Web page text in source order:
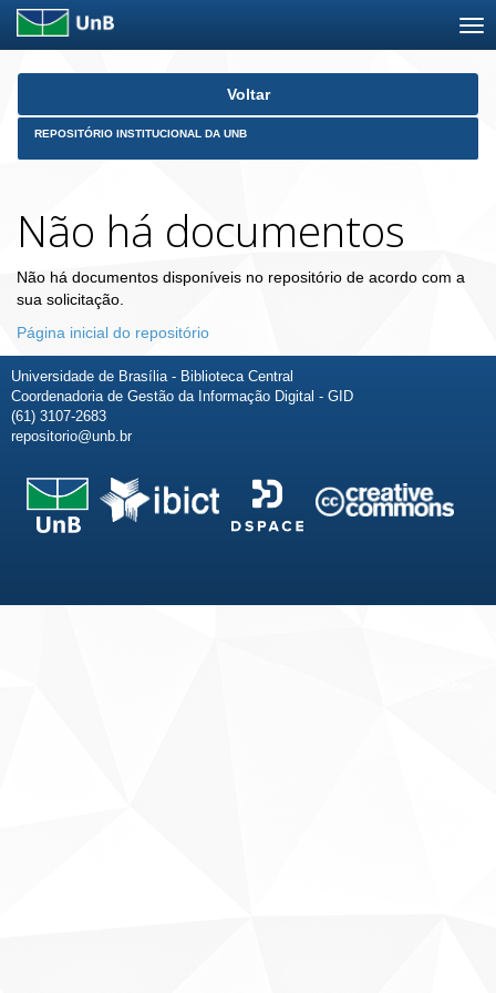
Skip
Voltar
REPOSITÓRIO INSTITUCIONAL DA UNB
Não há documentos
Não há documentos disponíveis no repositório de acordo com a
sua solicitação.
Página inicial do repositório
Universidade de Brasília - Biblioteca Central
Coordenadoria de Gestão da Informação Digital - GID
(61) 3107-2683
repositorio@unb.br